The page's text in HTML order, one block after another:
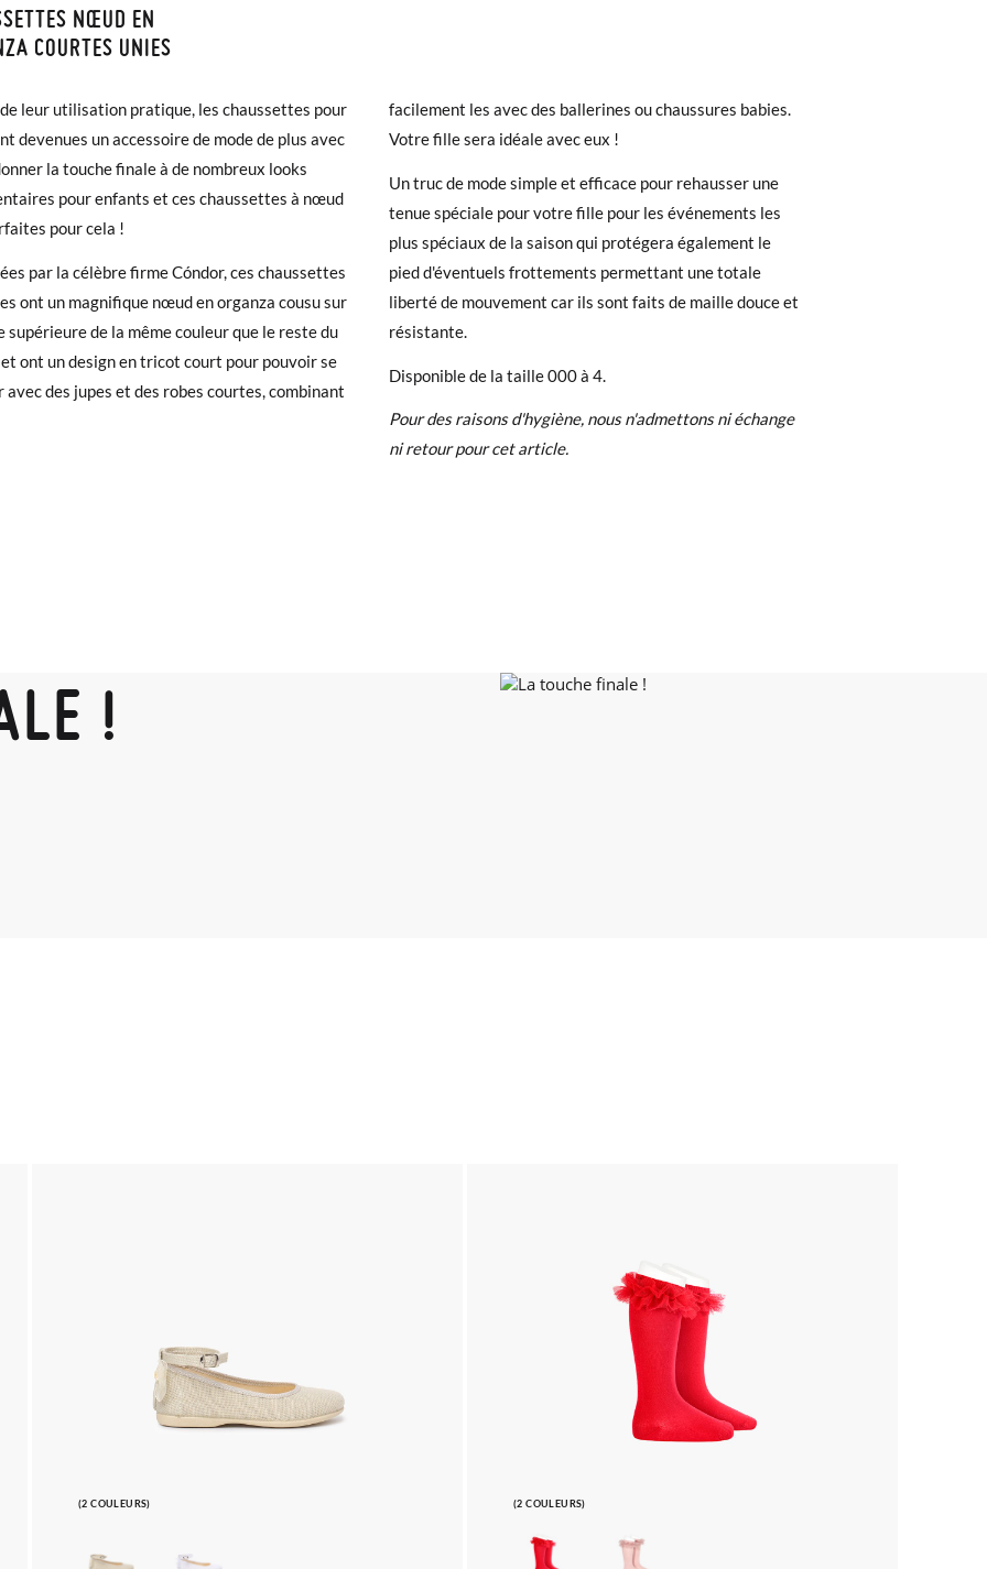
NŒUD EN
COURTES UNIES
de leur utilisation pratique, les chaussettes pour
devenues un accessoire de mode de plus avec
la touche finale à de nombreux looks
pour enfants et ces chaussettes à nœud
pour cela !
par la célèbre firme Cóndor, ces chaussettes
ont un magnifique nœud en organza cousu sur
supérieure de la même couleur que le reste du
ont un design en tricot court pour pouvoir se
avec des jupes et des robes courtes, combinant
facilement les avec des ballerines ou chaussures babies.
Votre fille sera idéale avec eux !
Un truc de mode simple et efficace pour rehausser une
tenue spéciale pour votre fille pour les événements les
plus spéciaux de la saison qui protégera également le
pied d'éventuels frottements permettant une totale
liberté de mouvement car ils sont faits de maille douce et
résistante.
Disponible de la taille 000 à 4.
Pour des raisons d'hygiène, nous n'admettons ni échange
ni retour pour cet article.
ET RETOURS
prendra de 4 à 5 jours ouvrables pour arriver par coursier. Veuillez noter que la commande doit être passée
sinon elle sera expédiée le lendemain.
arrivent et ne correspondent pas tout à fait à ce que vous recherchiez, vous pouvez facilement
un retour gratuit.
avez un compte, connectez-vous simplement pour lancer la procédure. Si vous avez passé commande en tant
veuillez vous rendre sur notre page
pour l'achat. Une étiquette de retour sera alors envoyée automatiquement dans votre boîte de réception.
un article, veuillez renvoyer votre paire d'origine en utilisant l'étiquette fournie dans n'importe quel
000 00 0 2
6-12m 12-24m 2-4A
50-58cm 59-70cm 71-82cm 83-94cm 95-106cm
!
(2 COULEURS) (2 COULEURS)